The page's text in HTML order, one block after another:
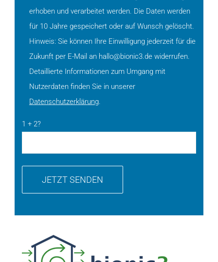
erhoben und verarbeitet werden. Die Daten werden
für 10 Jahre gespeichert oder auf Wunsch gelöscht.
Hinweis: Sie können Ihre Einwilligung jederzeit für die
Zukunft per E-Mail an hallo@bionic3.de widerrufen.
Detaillierte Informationen zum Umgang mit
Nutzerdaten finden Sie in unserer
Datenschutzerklärung.
1 + 2?